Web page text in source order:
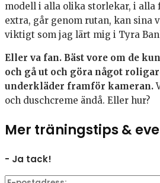
modell i alla olika storlekar, i alla
extra, går genom rutan, kan sina
viktigt som jag lärt mig i Tyra
Eller va fan. Bäst vore om de
och gå ut och göra något
underkläder framför kameran.
och duschcreme ändå. Eller hur?
Mer träningstips &
- Ja tack!